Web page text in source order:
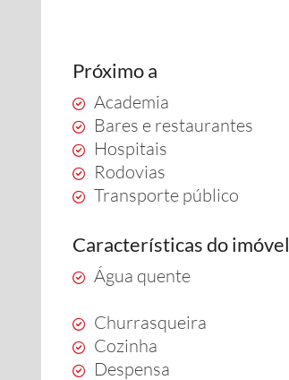
Próximo a
Academia
Bares e restaurantes
Hospitais
Rodovias
Transporte público
Características do imóvel
Água quente
Churrasqueira
Cozinha
Despensa